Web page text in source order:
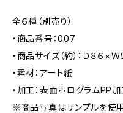
全６種（別売り）
・商品番号：007
・商品サイズ（約）：Ｄ８６×
・素材：アート紙
・加工：表面ホログラムPP
※商品写真はサンプルを使